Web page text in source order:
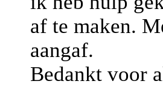
af te maken.
aangaf.
Bedankt voor